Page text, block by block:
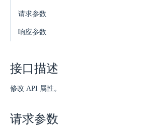
请求参数
响应参数
接口描述
修改 API 属性。
请求参数